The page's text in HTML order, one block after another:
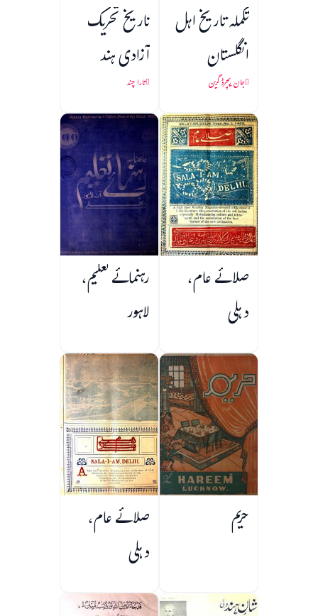
تکملہ تاریخ اہل
انگلستان
جان ریچرڈ گرین
تاریخ تحریک
آزادی ہند
تارا چند
صلائے عام،
دہلی
رہنمائے تعلیم،
لاہور
حریم صلائے عام،
دہلی